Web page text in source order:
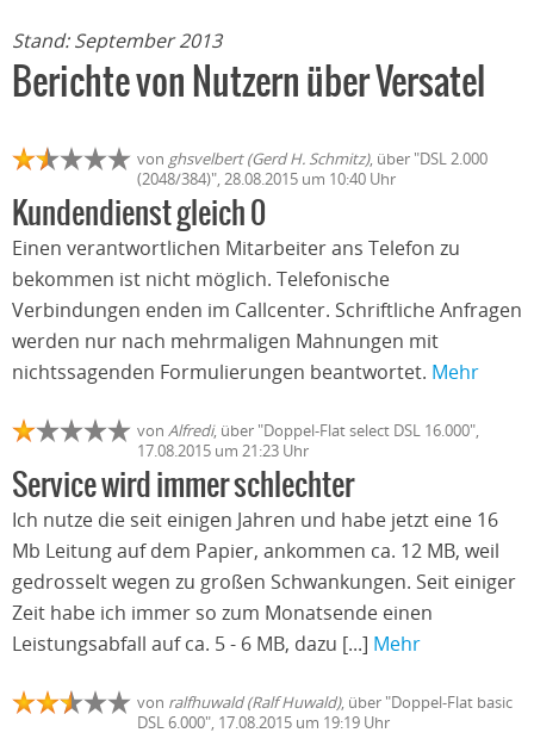
Stand: September 2013
Berichte von Nutzern über Versatel
von ghsvelbert (Gerd H. Schmitz), über "DSL 2.000
(2048/384)", 28.08.2015 um 10:40 Uhr
Kundendienst gleich 0
Einen verantwortlichen Mitarbeiter ans Telefon zu
bekommen ist nicht möglich. Telefonische
Verbindungen enden im Callcenter. Schriftliche Anfragen
werden nur nach mehrmaligen Mahnungen mit
nichtssagenden Formulierungen beantwortet. Mehr
von Alfredi, über "Doppel-Flat select DSL 16.000",
17.08.2015 um 21:23 Uhr
Service wird immer schlechter
Ich nutze die seit einigen Jahren und habe jetzt eine 16
Mb Leitung auf dem Papier, ankommen ca. 12 MB, weil
gedrosselt wegen zu großen Schwankungen. Seit einiger
Zeit habe ich immer so zum Monatsende einen
Leistungsabfall auf ca. 5 - 6 MB, dazu [...] Mehr
von ralfhuwald (Ralf Huwald), über "Doppel-Flat basic
DSL 6.000", 17.08.2015 um 19:19 Uhr